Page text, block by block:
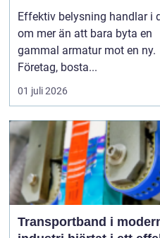
Effektiv belysning handlar i
om mer än att bara byta en
gammal armatur mot en ny.
Företag, bosta...
01 juli 2026
Transportband i